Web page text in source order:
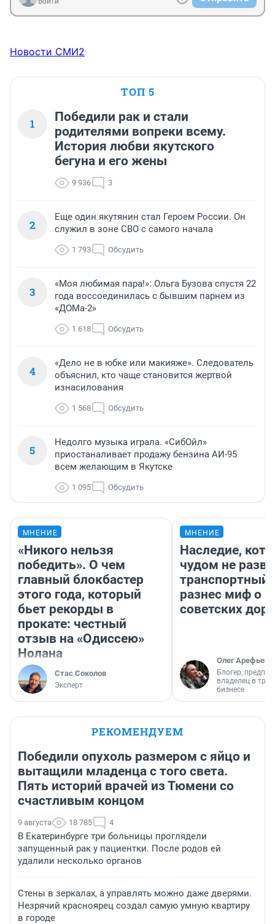
Новости СМИ2
ТОП 5
1
Победили рак и стали
родителями вопреки всему.
История любви якутского
бегуна и его жены
9 936 3
2
Еще один якутянин стал Героем России. Он
служил в зоне СВО с самого начала
1 793 Обсудить
3
«Моя любимая пара!»: Ольга Бузова спустя 22
года воссоединилась с бывшим парнем из
«ДОМа-2»
1 618 Обсудить
4
«Дело не в юбке или макияже». Следователь
объяснил, кто чаще становится жертвой
изнасилования
1 568 Обсудить
5
Недолго музыка играла. «СибОйл»
приостаналивает продажу бензина АИ-95
всем желающим в Якутске
1 095 Обсудить
МНЕНИЕ
«Никого нельзя
победить». О чем
главный блокбастер
этого года, который
бьет рекорды в
прокате: честный
отзыв на «Одиссею»
Нолана
Стас Соколов
Эксперт
МНЕНИЕ
Наследие,
чудом не
транспортный
разнес миф о
советских
Олег Арефьев
Блогер,
владелец в
бизнесе
РЕКОМЕНДУЕМ
Победили опухоль размером с яйцо и
вытащили младенца с того света.
Пять историй врачей из Тюмени со
счастливым концом
9 августа 18 785 4
В Екатеринбурге три больницы проглядели
запущенный рак у пациентки. После родов ей
удалили несколько органов
Стены в зеркалах, а управлять можно даже дверями.
Незрячий красноярец создал самую умную квартиру
в городе